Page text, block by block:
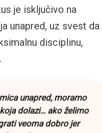
je isključivo na
unapred, uz svest da
disciplinu,
unapred, moramo
dolazi… ako želimo
veoma dobro jer